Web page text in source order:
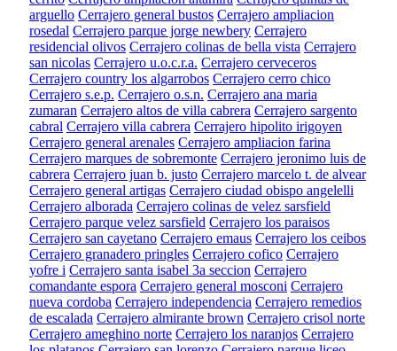
arguello Cerrajero general bustos Cerrajero ampliacion
rosedal Cerrajero parque jorge newbery Cerrajero
residencial olivos Cerrajero colinas de bella vista Cerrajero
san nicolas Cerrajero u.o.c.r.a. Cerrajero cerveceros
Cerrajero country los algarrobos Cerrajero cerro chico
Cerrajero s.e.p. Cerrajero o.s.n. Cerrajero ana maria
zumaran Cerrajero altos de villa cabrera Cerrajero sargento
cabral Cerrajero villa cabrera Cerrajero hipolito irigoyen
Cerrajero general arenales Cerrajero ampliacion farina
Cerrajero marques de sobremonte Cerrajero jeronimo luis de
cabrera Cerrajero juan b. justo Cerrajero marcelo t. de alvear
Cerrajero general artigas Cerrajero ciudad obispo angelelli
Cerrajero alborada Cerrajero colinas de velez sarsfield
Cerrajero parque velez sarsfield Cerrajero los paraisos
Cerrajero san cayetano Cerrajero emaus Cerrajero los ceibos
Cerrajero granadero pringles Cerrajero cofico Cerrajero
yofre i Cerrajero santa isabel 3a seccion Cerrajero
comandante espora Cerrajero general mosconi Cerrajero
nueva cordoba Cerrajero independencia Cerrajero remedios
de escalada Cerrajero almirante brown Cerrajero crisol norte
Cerrajero ameghino norte Cerrajero los naranjos Cerrajero